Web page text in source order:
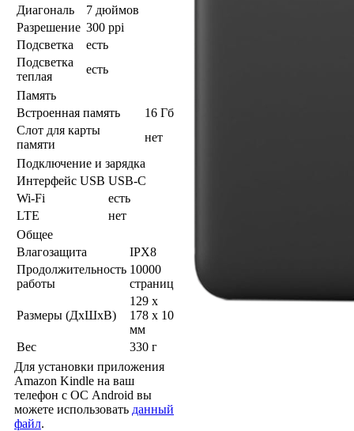
Диагональ
7 дюймов
Разрешение 300 ppi
Подсветка
есть
Подсветка
теплая
есть
Память
Встроенная память
16 Гб
Слот для карты
памяти
нет
Подключение и зарядка
Интерфейс USB USB-C
Wi-Fi
есть
LTE
нет
Общее
Влагозащита
IPX8
Продолжительность
работы
10000
страниц
Размеры (ДхШхВ)
129 x
178 x 10
мм
Вес
330 г
Для установки приложения
Amazon Kindle на ваш
телефон с ОС Android вы
можете использовать данный
файл.